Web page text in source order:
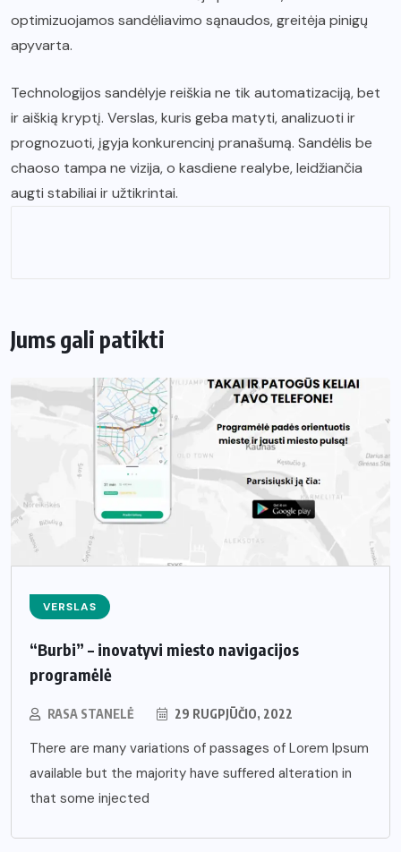
optimizuojamos sandėliavimo sąnaudos, greitėja pinigų
apyvarta.
Technologijos sandėlyje reiškia ne tik automatizaciją, bet
ir aiškią kryptį. Verslas, kuris geba matyti, analizuoti ir
prognozuoti, įgyja konkurencinį pranašumą. Sandėlis be
chaoso tampa ne vizija, o kasdiene realybe, leidžiančia
augti stabiliai ir užtikrintai.
Jums gali patikti
VERSLAS
“Burbi” – inovatyvi miesto navigacijos
programėlė
RASA STANELĖ 29 RUGPJŪČIO, 2022
There are many variations of passages of Lorem Ipsum
available but the majority have suffered alteration in
that some injected